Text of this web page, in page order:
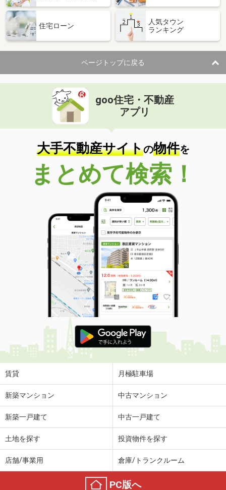
住宅ローン
人気タウン
ランキング
ページトップに戻る
goo住宅・不動産
アプリ
大手不動産サイトの物件を
まとめて検索！
賃貸 月極駐車場
新築マンション 中古マンション
新築一戸建て 中古一戸建て
土地を探す 投資物件を探す
店舗/事業用 倉庫/トランクルーム
PC版へ